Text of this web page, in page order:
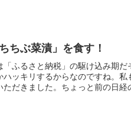
ちぶ菜漬」を食す！
ふるさと納税」の駆け込み期だ
ッキリするからなのですね。私
だきました。ちょっと前の日経